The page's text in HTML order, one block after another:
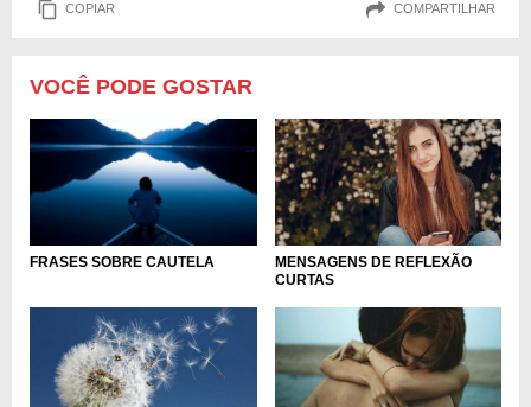
COPIAR COMPARTILHAR
VOCÊ PODE GOSTAR
FRASES SOBRE CAUTELA
MENSAGENS DE REFLEXÃO
CURTAS